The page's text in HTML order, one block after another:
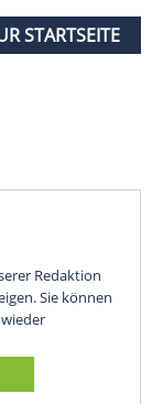
STARTSEITE
Redaktion
Sie können